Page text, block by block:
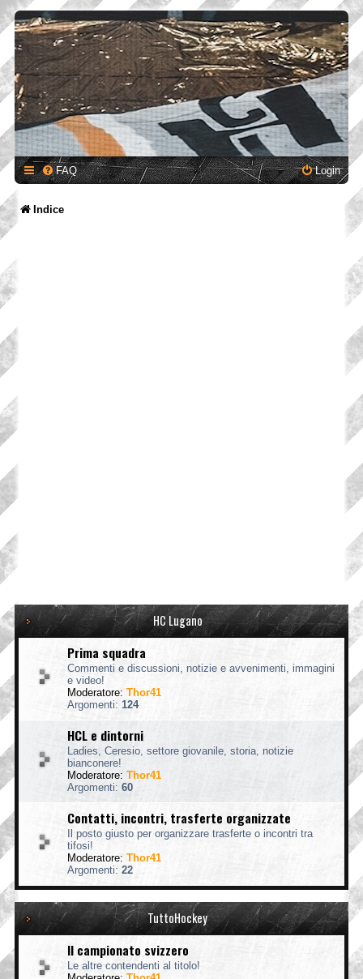
FAQ Login
Indice
HC Lugano
Prima squadra
Commenti e discussioni, notizie e avvenimenti, immagini
e video!
Moderatore: Thor41
Argomenti: 124
HCL e dintorni
Ladies, Ceresio, settore giovanile, storia, notizie
bianconere!
Moderatore: Thor41
Argomenti: 60
Contatti, incontri, trasferte organizzate
Il posto giusto per organizzare trasferte o incontri tra
tifosi!
Moderatore: Thor41
Argomenti: 22
TuttoHockey
Il campionato svizzero
Le altre contendenti al titolo!